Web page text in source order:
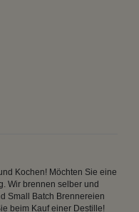
Kochen! Möchten Sie eine
Wir brennen selber und
Small Batch Brennereien
beim Kauf einer Destille!